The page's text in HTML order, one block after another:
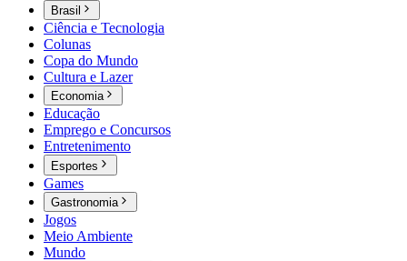
Brasil
Ciência e Tecnologia
Colunas
Copa do Mundo
Cultura e Lazer
Economia
Educação
Emprego e Concursos
Entretenimento
Esportes
Games
Gastronomia
Jogos
Meio Ambiente
Mundo